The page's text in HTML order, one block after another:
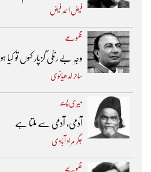
فیض احمد فیض
مجموعے
وجہِ بے رنگی گزپار کہوں تو کیا ہو
ساحر لدھیانوی
میری پسند
آدمی، آدمی سے ملتا ہے
جگر مراد آبادی
مجموعے